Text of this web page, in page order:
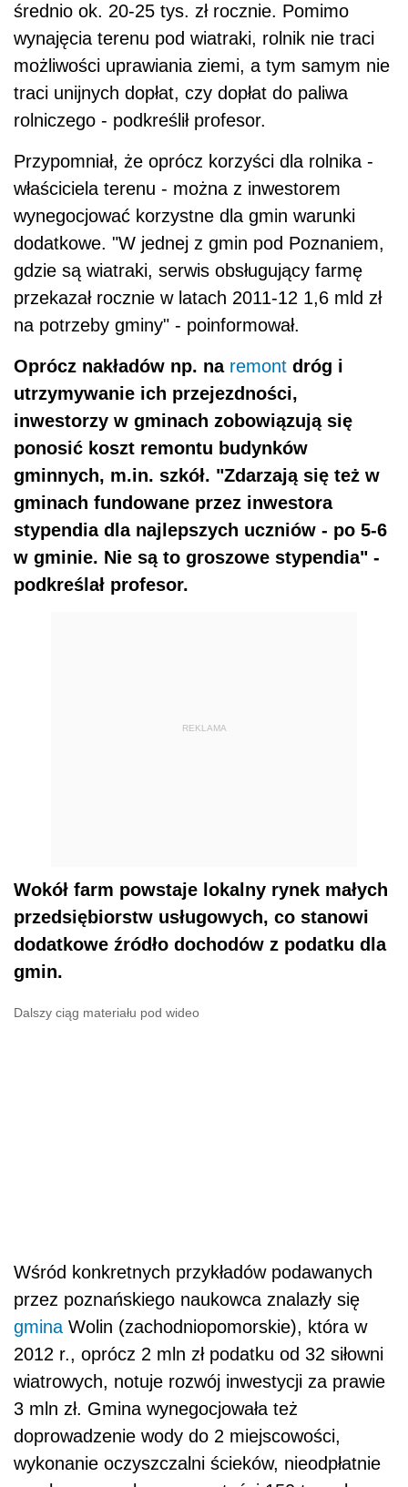
średnio ok. 20-25 tys. zł rocznie. Pomimo
wynajęcia terenu pod wiatraki, rolnik nie traci
możliwości uprawiania ziemi, a tym samym nie
traci unijnych dopłat, czy dopłat do paliwa
rolniczego - podkreślił profesor.
Przypomniał, że oprócz korzyści dla rolnika -
właściciela terenu - można z inwestorem
wynegocjować korzystne dla gmin warunki
dodatkowe. "W jednej z gmin pod Poznaniem,
gdzie są wiatraki, serwis obsługujący farmę
przekazał rocznie w latach 2011-12 1,6 mld zł
na potrzeby gminy" - poinformował.
Oprócz nakładów np. na remont dróg i
utrzymywanie ich przejezdności,
inwestorzy w gminach zobowiązują się
ponosić koszt remontu budynków
gminnych, m.in. szkół. "Zdarzają się też w
gminach fundowane przez inwestora
stypendia dla najlepszych uczniów - po 5-6
w gminie. Nie są to groszowe stypendia" -
podkreślał profesor.
REKLAMA
Wokół farm powstaje lokalny rynek małych
przedsiębiorstw usługowych, co stanowi
dodatkowe źródło dochodów z podatku dla
gmin.
Dalszy ciąg materiału pod wideo
Wśród konkretnych przykładów podawanych
przez poznańskiego naukowca znalazły się
gminaWolin (zachodniopomorskie), która w
2012 r., oprócz 2 mln zł podatku od 32 siłowni
wiatrowych, notuje rozwój inwestycji za prawie
3 mln zł. Gmina wynegocjowała też
doprowadzenie wody do 2 miejscowości,
wykonanie oczyszczalni ścieków, nieodpłatnie